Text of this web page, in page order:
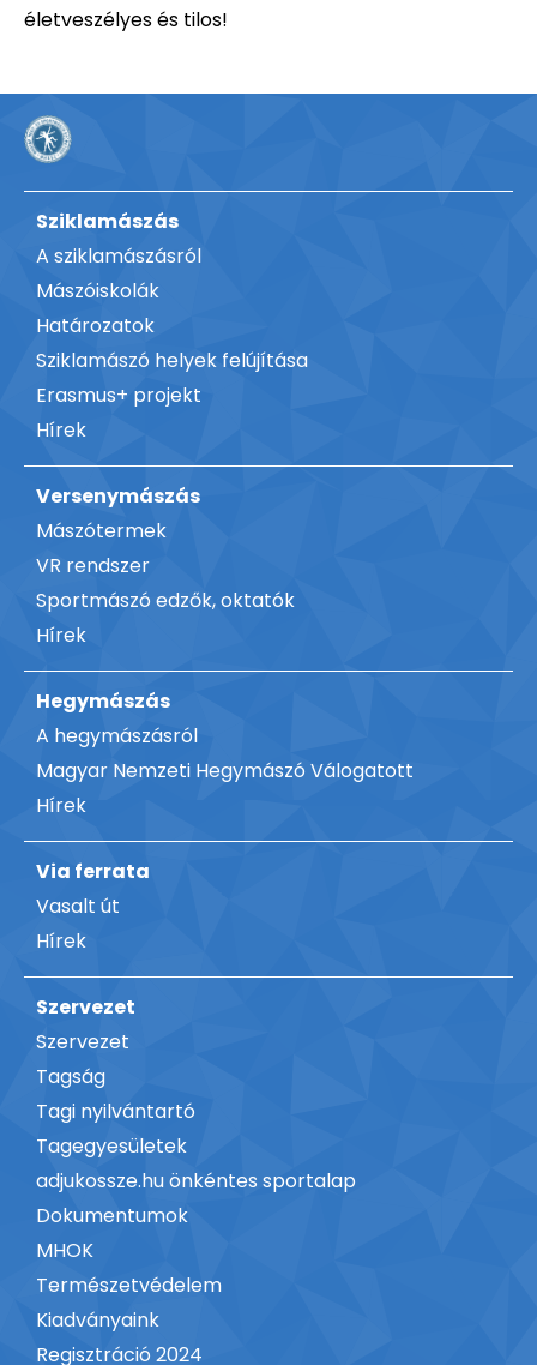
életveszélyes és tilos!
Sziklamászás
A sziklamászásról
Mászóiskolák
Határozatok
Sziklamászó helyek felújítása
Erasmus+ projekt
Hírek
Versenymászás
Mászótermek
VR rendszer
Sportmászó edzők, oktatók
Hírek
Hegymászás
A hegymászásról
Magyar Nemzeti Hegymászó Válogatott
Hírek
Via ferrata
Vasalt út
Hírek
Szervezet
Szervezet
Tagság
Tagi nyilvántartó
Tagegyesületek
adjukossze.hu önkéntes sportalap
Dokumentumok
MHOK
Természetvédelem
Kiadványaink
Regisztráció 2024